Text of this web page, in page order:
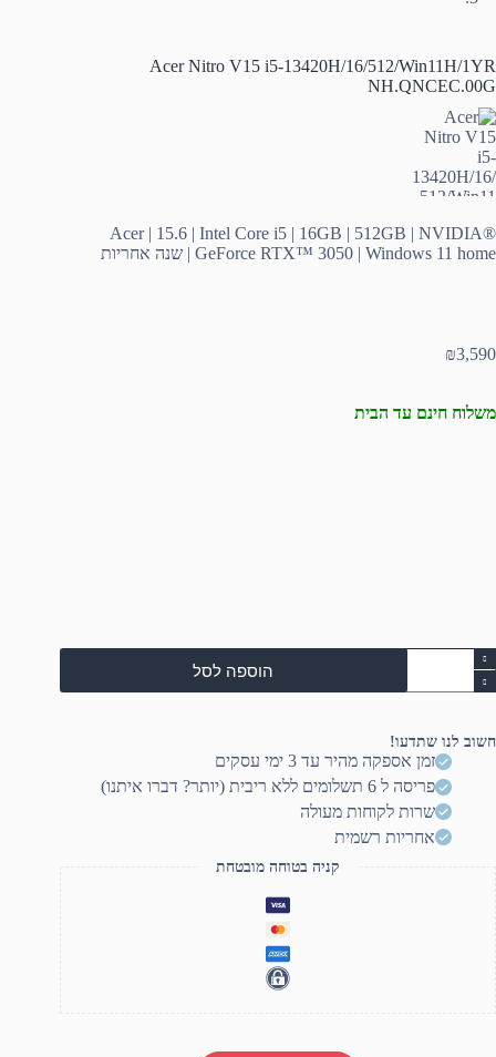
Acer Nitro V15 i5-13420H/16/512/Win11H/1YR
NH.QNCEC.00G
Acer | 15.6 | Intel Core i5 | 16GB | 512GB | NVIDIA®
GeForce RTX™ 3050 | Windows 11 home | שנה אחריות
₪3,590
משלוח חינם עד הבית
כמות
של
Acer
i5-
13420H/16/512/Win11H/1YR
NH.QNCEC.00G
הוספה לסל
חשוב לנו שתדעו!
זמן אספקה מהיר עד 3 ימי עסקים
פריסה ל 6 תשלומים ללא ריבית (יותר? דברו איתנו)
שרות לקוחות מעולה
אחריות רשמית
קניה בטוחה מובטחת